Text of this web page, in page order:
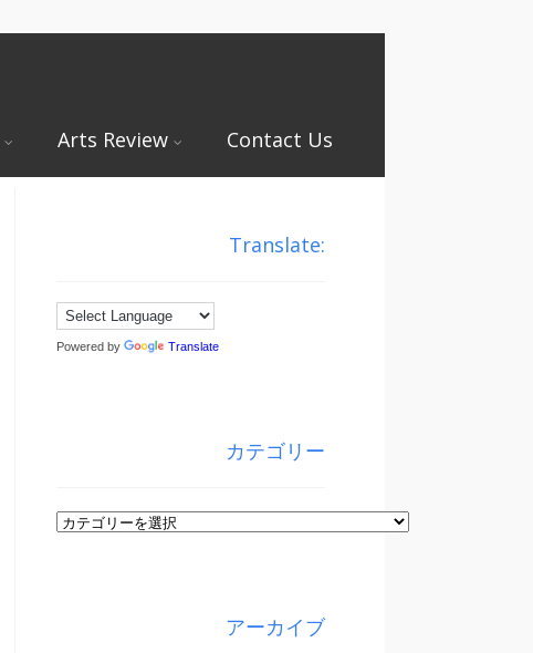
Arts Review Contact Us
Translate:
Powered by Translate
カテゴリー
カ
アーカイブ